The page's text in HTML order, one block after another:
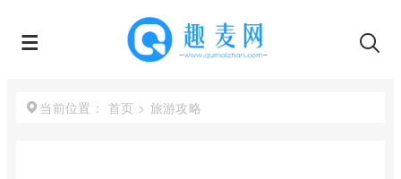
当前位置： 首页 > 旅游攻略